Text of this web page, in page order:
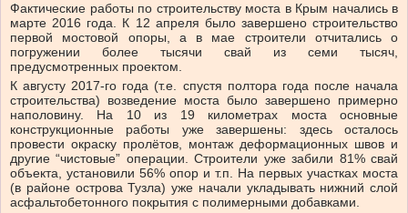
Фактические работы по строительству моста в Крым начались в
марте 2016 года. К 12 апреля было завершено строительство
первой мостовой опоры, а в мае строители отчитались о
погружении более тысячи свай из семи тысяч,
предусмотренных проектом.
К августу 2017-го года (т.е. спустя полтора года после начала
строительства) возведение моста было завершено примерно
наполовину. На 10 из 19 километрах моста основные
конструкционные работы уже завершены: здесь осталось
провести окраску пролётов, монтаж деформационных швов и
другие “чистовые” операции. Строители уже забили 81% свай
объекта, установили 56% опор и т.п. На первых участках моста
(в районе острова Тузла) уже начали укладывать нижний слой
асфальтобетонного покрытия с полимерными добавками.